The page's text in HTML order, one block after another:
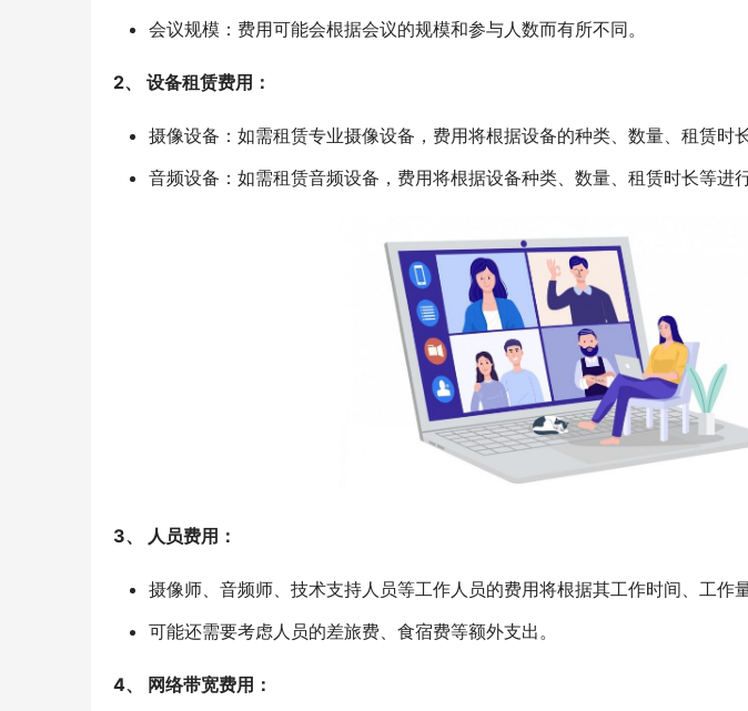
会议规模：费用可能会根据会议的规模和参与人数而有所不同。
2、 设备租赁费用：
摄像设备：如需租赁专业摄像设备，费用将根据设备的种类、数量、租赁时
音频设备：如需租赁音频设备，费用将根据设备种类、数量、租赁时长等进行
3、 人员费用：
摄像师、音频师、技术支持人员等工作人员的费用将根据其工作时间、工作
可能还需要考虑人员的差旅费、食宿费等额外支出。
4、 网络带宽费用：